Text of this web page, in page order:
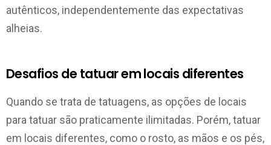
autênticos, independentemente das expectativas
alheias.
Desafios de tatuar em locais diferentes
Quando se trata de tatuagens, as opções de locais
para tatuar são praticamente ilimitadas. Porém, tatuar
em locais diferentes, como o rosto, as mãos e os pés,